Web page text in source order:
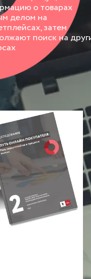
о товарах
делом на
затем
поиск на